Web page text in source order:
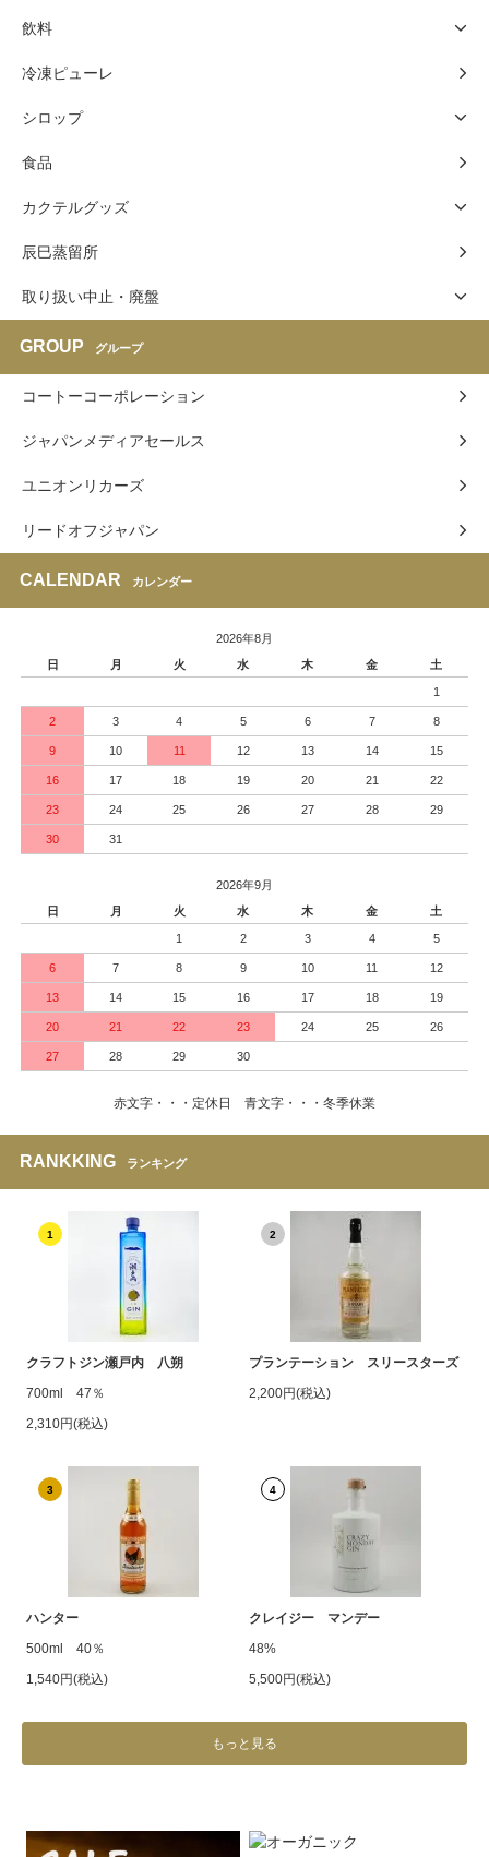
飲料
冷凍ピューレ
シロップ
食品
カクテルグッズ
辰巳蒸留所
取り扱い中止・廃盤
GROUP グループ
コートーコーポレーション
ジャパンメディアセールス
ユニオンリカーズ
リードオフジャパン
CALENDAR カレンダー
2026年8月
日
月 火 水 木 金 土
1
2 3 4 5 6 7 8
9 10 11 12 13 14 15
16 17 18 19 20 21 22
23 24 25 26 27 28 29
30 31
2026年9月
日
月 火 水 木 金 土
1 2 3 4 5
6 7 8 9 10 11 12
13 14 15 16 17 18 19
20 21 22 23 24 25 26
27 28 29 30
赤文字・・・定休日 青文字・・・冬季休業
RANKKING ランキング
1
クラフトジン瀬戸内 八朔
700ml 47％
2,310円(税込)
2
プランテーション スリースターズ
2,200円(税込)
3
ハンター
500ml 40％
1,540円(税込)
4
クレイジー マンデー
48%
5,500円(税込)
もっと見る